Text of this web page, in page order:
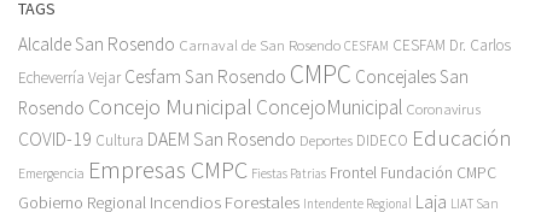
TAGS
Alcalde San Rosendo Carnaval de San Rosendo CESFAM CESFAM Dr. Carlos
Echeverría Vejar Cesfam San Rosendo CMPC Concejales San
Rosendo Concejo Municipal ConcejoMunicipal Coronavirus
COVID-19 Cultura DAEM San Rosendo Deportes DIDECO Educación
Emergencia Empresas CMPC Fiestas Patrias Frontel Fundación CMPC
Gobierno Regional Incendios Forestales Intendente Regional Laja LIAT San